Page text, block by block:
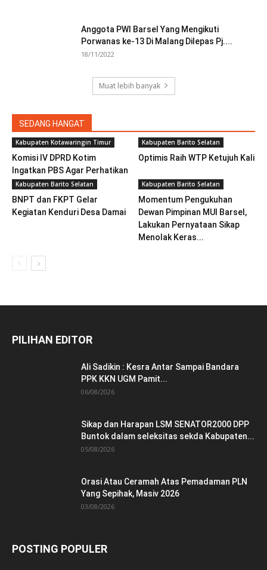
Anggota PWI Barsel Yang Mengikuti
Porwanas ke-13 Di Malang Dilepas Pj....
18/11/2022
Muat lebih banyak
SEDANG HANGAT
Kabupaten Kotawaringin Timur
Komisi IV DPRD Kotim
Ingatkan PBS Agar Perhatikan
TKL Atau Diberi...
Kabupaten Barito Selatan
Optimis Raih WTP Ketujuh Kali
Kabupaten Barito Selatan
BNPT dan FKPT Gelar
Kegiatan Kenduri Desa Damai
Kabupaten Barito Selatan
Momentum Pengukuhan
Dewan Pimpinan MUI Barsel,
Lakukan Pernyataan Sikap
Menolak Keras...
PILIHAN EDITOR
Ali Sadikin : Kesra Antar Sampai Bandara
PPK KKN UGM Pamit...
06/08/2026
Sikap dan Harapan LSM SENATOR2000 DPP
Buntok dalam seleksitas sekda Kabupaten...
05/08/2026
Orasi Atau Ceramah Atas Pemadaman PLN
Yang Sepihak, Masiv 2026
03/08/2026
POSTING POPULER